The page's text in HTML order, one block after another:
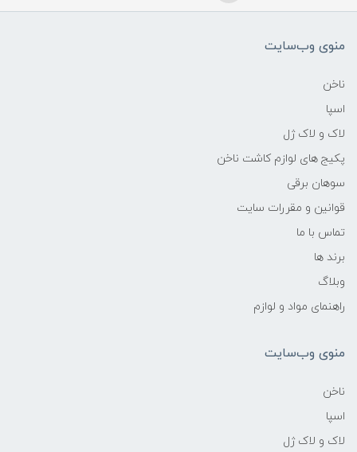
منوی وب‌سایت
ناخن
اسپا
لاک و لاک ژل
پکیج های لوازم کاشت ناخن
سوهان برقی
قوانین و مقررات سایت
تماس با ما
برند ها
وبلاگ
راهنمای مواد و لوازم
منوی وب‌سایت
ناخن
اسپا
لاک و لاک ژل